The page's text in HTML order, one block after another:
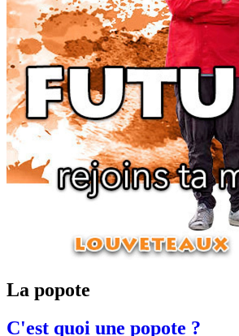
La popote
C'est quoi une popote ?